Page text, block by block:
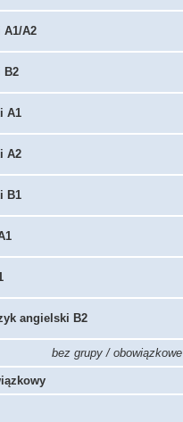
A1/A2
B2
A1
A2
B1
angielski B2
bez grupy / obowiązkowe